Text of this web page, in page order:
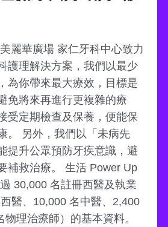
麗華廣場 家仁牙科中心致力
護理解決方案，我們以最少
為你帶來最大療效，目標是
免將來再進行更複雜的療
受定期檢查及保養，便能保
。 另外，我們以「未病先
提升公眾預防牙疾意識，避
補救治療。 生活 Power Up
30,000 名註冊西醫及執業
醫、10,000 名中醫、2,400
理治療師）的基本資料。